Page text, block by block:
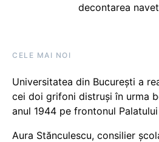
decontarea
CELE MAI NOI
Universitatea din București a
cei doi grifoni distruși în urma
anul 1944 pe frontonul
Aura Stănculescu, consilier